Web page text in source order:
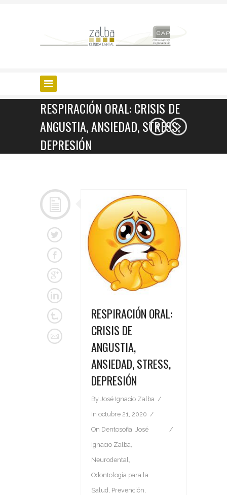
RESPIRACIÓN ORAL: CRISIS DE
ANGUSTIA, ANSIEDAD, STRESS,
DEPRESIÓN
RESPIRACIÓN ORAL:
CRISIS DE
ANGUSTIA,
ANSIEDAD, STRESS,
DEPRESIÓN
By José Ignacio Zalba
In octubre 21, 2020
On Dentosofia, José
Ignacio Zalba,
Neurodental,
Odontología para la
Salud, Prevención,